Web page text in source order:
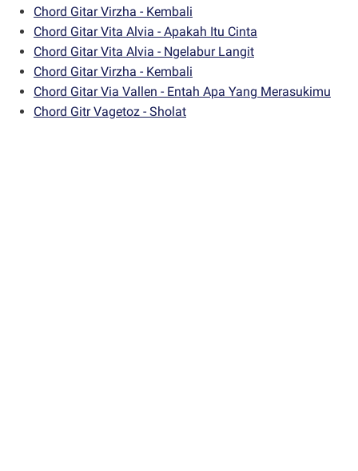
Chord Gitar Virzha - Kembali
Chord Gitar Vita Alvia - Apakah Itu Cinta
Chord Gitar Vita Alvia - Ngelabur Langit
Chord Gitar Virzha - Kembali
Chord Gitar Via Vallen - Entah Apa Yang Merasukimu
Chord Gitr Vagetoz - Sholat